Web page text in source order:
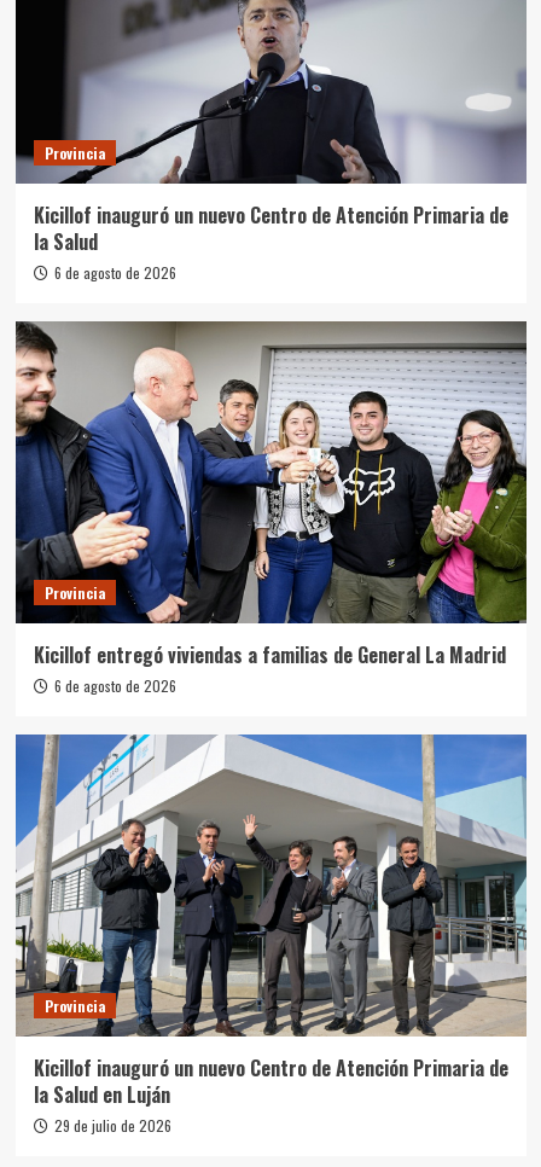
Provincia
Kicillof inauguró un nuevo Centro de Atención Primaria de
la Salud
6 de agosto de 2026
Provincia
Kicillof entregó viviendas a familias de General La Madrid
6 de agosto de 2026
Provincia
Kicillof inauguró un nuevo Centro de Atención Primaria de
la Salud en Luján
29 de julio de 2026